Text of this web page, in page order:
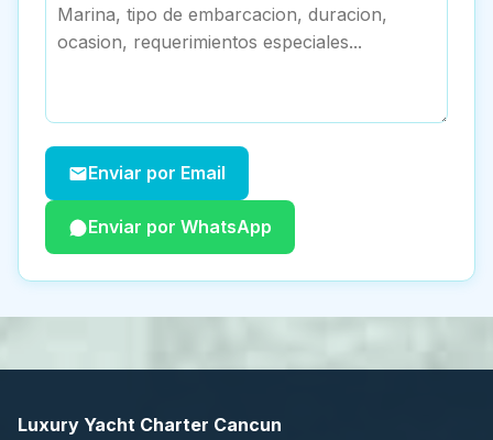
Enviar por Email
Enviar por WhatsApp
Luxury Yacht Charter Cancun